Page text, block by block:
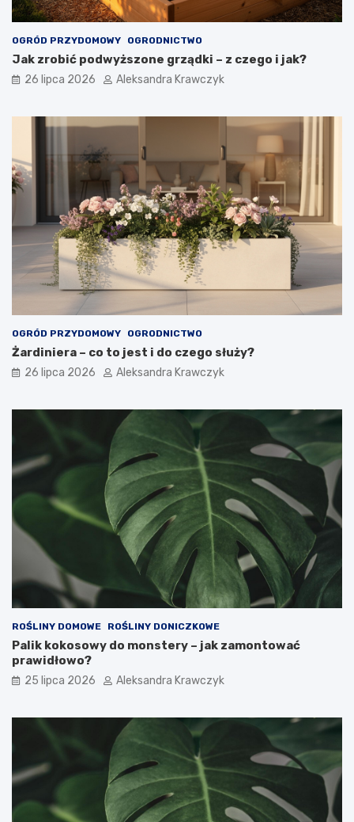
OGRÓD PRZYDOMOWY OGRODNICTWO
Jak zrobić podwyższone grządki – z czego i jak?
26 lipca 2026 Aleksandra Krawczyk
OGRÓD PRZYDOMOWY OGRODNICTWO
Żardiniera – co to jest i do czego służy?
26 lipca 2026 Aleksandra Krawczyk
ROŚLINY DOMOWE ROŚLINY DONICZKOWE
Palik kokosowy do monstery – jak zamontować
prawidłowo?
25 lipca 2026 Aleksandra Krawczyk